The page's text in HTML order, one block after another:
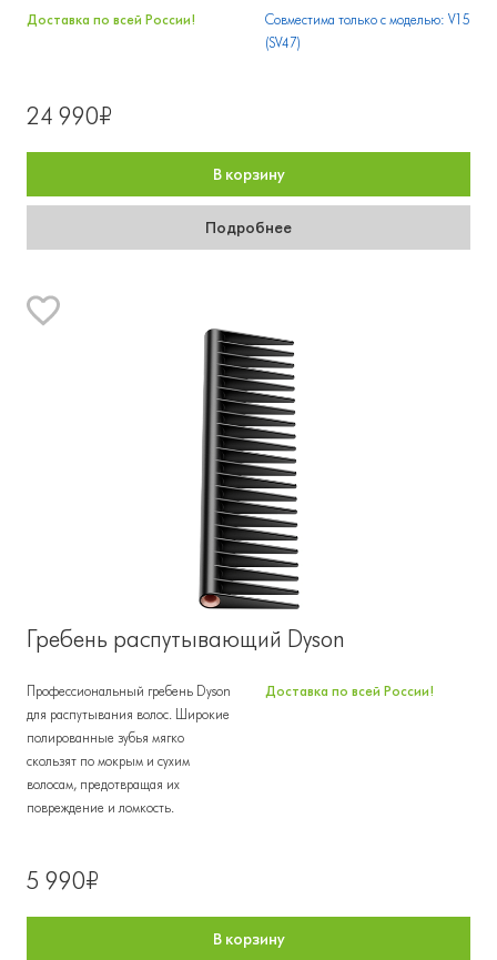
Доставка по всей России!
Совместима только с моделью: V15
(SV47)
24 990₽
В корзину
Подробнее
Гребень распутывающий Dyson
Профессиональный гребень Dyson
для распутывания волос. Широкие
полированные зубья мягко
скользят по мокрым и сухим
волосам, предотвращая их
повреждение и ломкость.
Доставка по всей России!
5 990₽
В корзину